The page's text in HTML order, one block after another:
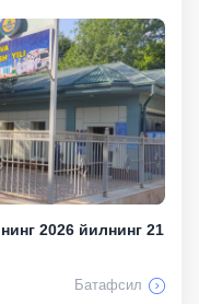
2026 йилнинг 21
Батафсил